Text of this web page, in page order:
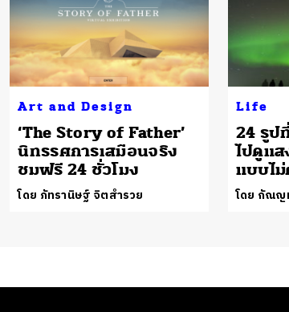
Art and Design
‘The Story of Father’
นิทรรศการเสมือนจริง
ชมฟรี 24 ชั่วโมง
โดย ภัทรานิษฐ์ จิตสำรวย
Life
24 รูป
ไปดูแ
แบบไ
โดย กัณ